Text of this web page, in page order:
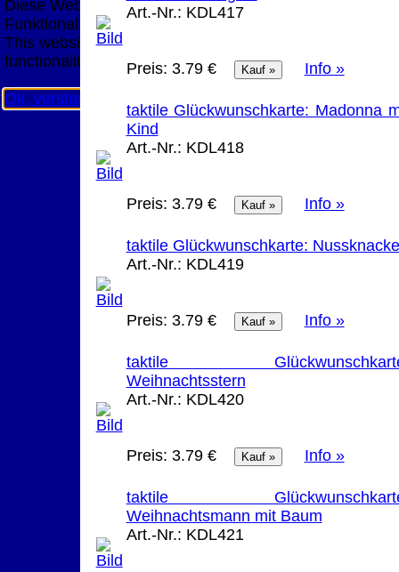
Art.-Nr.: KDL417
Preis: 3.79 € Info »
taktile Glückwunschkarte: Madonna
Kind
Art.-Nr.: KDL418
Preis: 3.79 € Info »
taktile Glückwunschkarte:
Art.-Nr.: KDL419
Preis: 3.79 € Info »
taktile
Weihnachtsstern
Art.-Nr.: KDL420
Preis: 3.79 € Info »
taktile
Weihnachtsmann mit Baum
Art.-Nr.: KDL421
Diese Website nutzt Cookies, um bestmögliche
Funktionalität bieten zu können.
This website uses cookies to provide the best possible
functionality.
Ok, verstanden